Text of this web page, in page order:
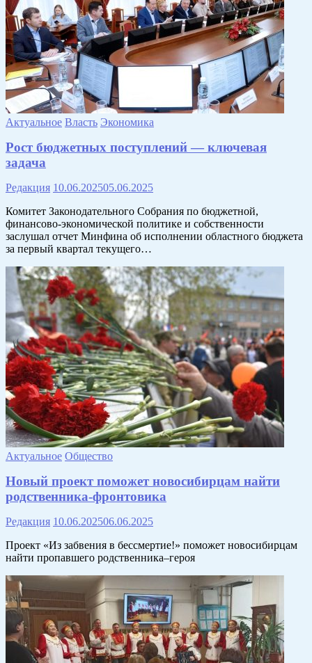
Актуальное Власть Экономика
Рост бюджетных поступлений — ключевая
задача
Редакция 10.06.202505.06.2025
Комитет Законодательного Собрания по бюджетной,
финансово-экономической политике и собственности
заслушал отчет Минфина об исполнении областного бюджета
за первый квартал текущего…
Актуальное Общество
Новый проект поможет новосибирцам найти
родственника-фронтовика
Редакция 10.06.202506.06.2025
Проект «Из забвения в бессмертие!» поможет новосибирцам
найти пропавшего родственника–героя